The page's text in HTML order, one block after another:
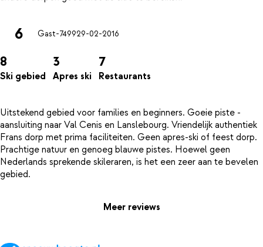
6 Gast-749929-02-2016
8
Ski gebied
3
Apres ski
7
Restaurants
Uitstekend gebied voor families en beginners. Goeie piste -
aansluiting naar Val Cenis en Lanslebourg. Vriendelijk authentiek
Frans dorp met prima faciliteiten. Geen apres-ski of feest dorp.
Prachtige natuur en genoeg blauwe pistes. Hoewel geen
Nederlands sprekende skileraren, is het een zeer aan te bevelen
Meer reviews